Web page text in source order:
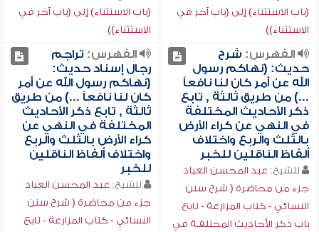
(باب الاستثناء) إلى (باب آخر في
الاستثناء))
(باب الاستثناء) إلى (باب آخر في
الاستثناء))
الفهرس: شرح
حديث: (نهاكم رسول
الله عن أمر كان لنا نافعاً
...) من طريق ثالثة , تابع
ذكر الأحاديث المختلفة
في النهي عن كراء الأرض
بالثلث والربع واختلاف
ألفاظ الناقلين للخبر
للشيخ: عبد المحسن العباد
جزء من محاضرة ( شرح سنن
النسائي - كتاب المزارعة - تابع
باب ذكر الأحاديث المختلفـة في
الفهرس: تراجم
رجال إسناد حديث:
(نهاكم رسول الله عن أمر
كان لنا نافعاً ...) من طريق
ثالثة , تابع ذكر الأحاديث
المختلفة في النهي عن
كراء الأرض بالثلث والربع
واختلاف ألفاظ الناقلين
للخبر
للشيخ: عبد المحسن العباد
جزء من محاضرة ( شرح سنن
النسائي - كتاب المزارعة - تابع